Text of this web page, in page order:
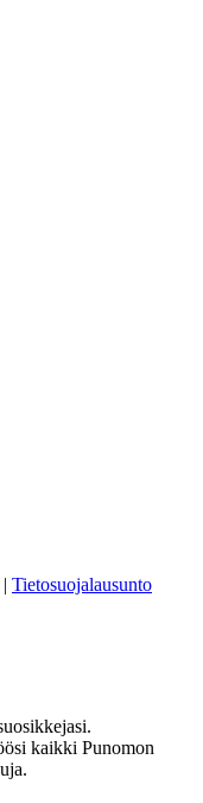
Tietosuojalausunto
kaikki Punomon